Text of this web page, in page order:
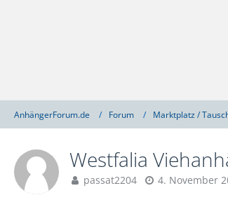
AnhängerForum.de Forum Marktplatz /
Westfalia
passat2204 4. November